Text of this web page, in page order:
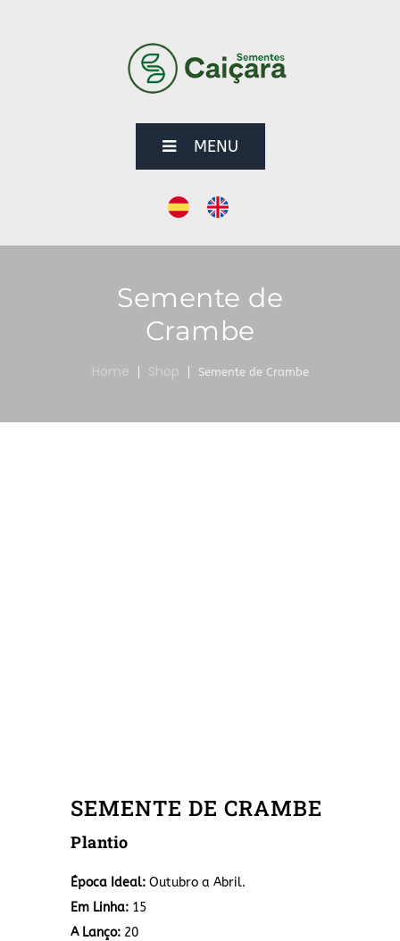
MENU
Semente de
Crambe
Home Shop Semente de Crambe
SEMENTE DE CRAMBE
Plantio
Época Ideal: Outubro a Abril.
Em Linha: 15
A Lanço: 20